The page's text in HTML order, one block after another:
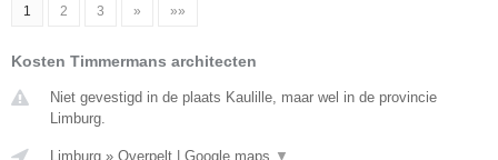
1 2 3 » »»
Kosten Timmermans architecten
Niet gevestigd in de plaats Kaulille, maar wel in de provincie
Limburg.
Limburg » Overpelt Google maps ▼